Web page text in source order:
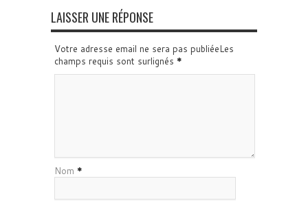
LAISSER UNE RÉPONSE
Votre adresse email ne sera pas publiéeLes
champs requis sont surlignés *
Nom *